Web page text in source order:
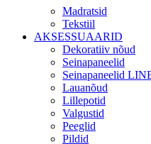
Madratsid
Tekstiil
AKSESSUAARID
Dekoratiiv nõud
Seinapaneelid
Seinapaneelid
Lauanõud
Lillepotid
Valgustid
Peeglid
Pildid